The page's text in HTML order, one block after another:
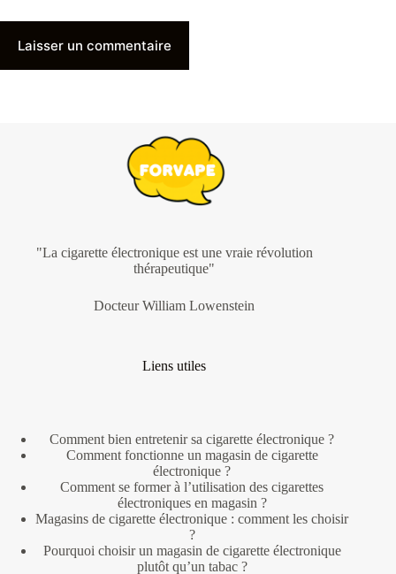
Laisser un commentaire
"La cigarette électronique est une vraie révolution
thérapeutique"
Docteur William Lowenstein
Liens utiles
Comment bien entretenir sa cigarette électronique ?
Comment fonctionne un magasin de cigarette
électronique ?
Comment se former à l’utilisation des cigarettes
électroniques en magasin ?
Magasins de cigarette électronique : comment les choisir
?
Pourquoi choisir un magasin de cigarette électronique
plutôt qu’un tabac ?